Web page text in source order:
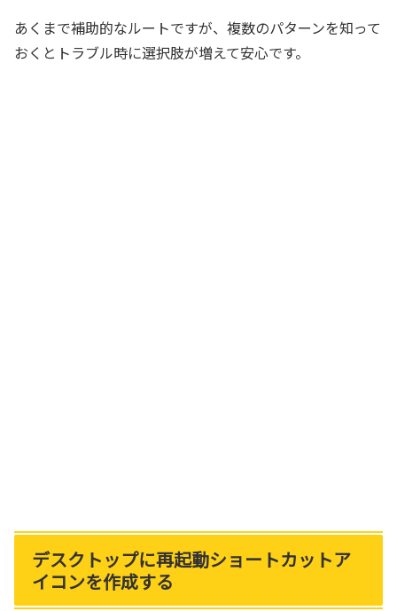
あくまで補助的なルートですが、複数のパターンを知って
おくとトラブル時に選択肢が増えて安心です。
デスクトップに再起動ショートカットア
イコンを作成する